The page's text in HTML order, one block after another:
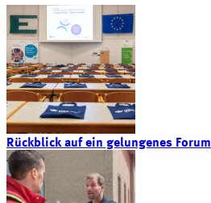
Rückblick auf ein gelungenes Forum